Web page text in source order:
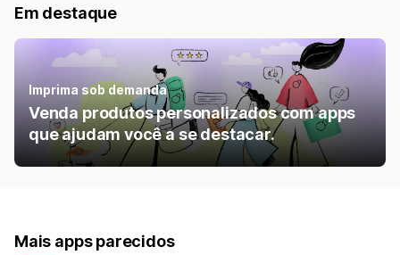
Em destaque
Imprima sob demanda
Venda produtos personalizados com apps
que ajudam você a se destacar.
Mais apps parecidos